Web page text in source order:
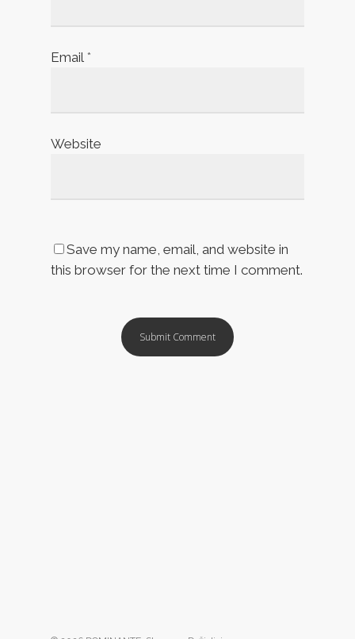
Email *
Website
Save my name, email, and website in
this browser for the next time I comment.